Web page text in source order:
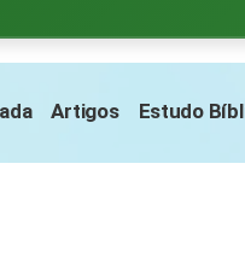
Artigos Estudo